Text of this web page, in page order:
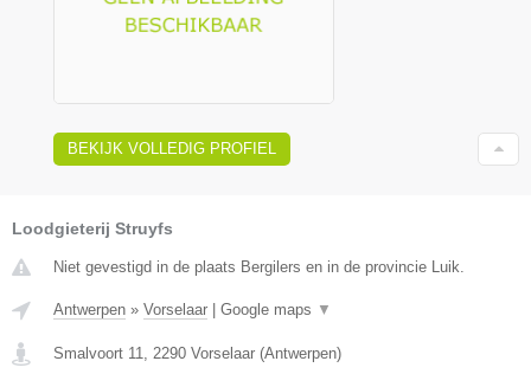
BEKIJK VOLLEDIG PROFIEL
Loodgieterij Struyfs
Niet gevestigd in de plaats Bergilers en in de provincie Luik.
Antwerpen » Vorselaar Google maps ▼
Smalvoort 11, 2290 Vorselaar (Antwerpen)